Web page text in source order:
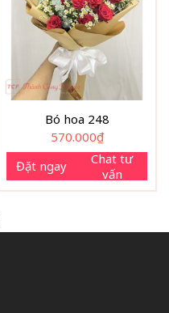
Bó hoa 248
570.000₫
Đặt ngay
Chat tư
vấn